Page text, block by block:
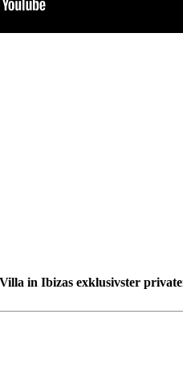
in Ibizas exklusivster